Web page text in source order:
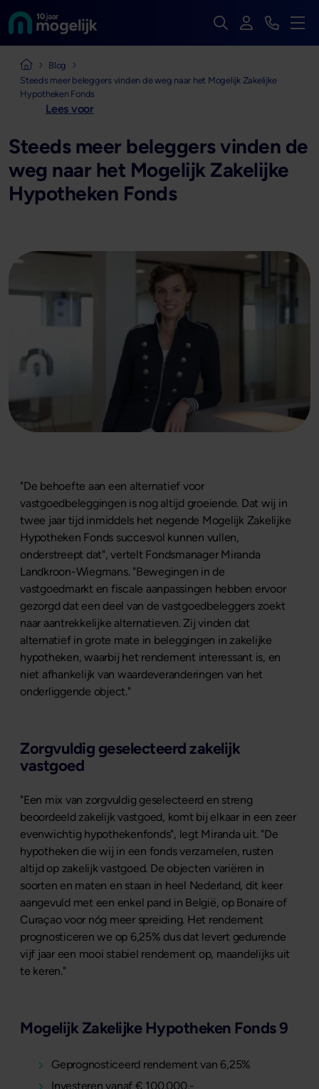
Naar de homepage van Zoek op de hele
InloggenBekijk
Menu
Naar de homepage van Mogelijk Vastgoedfinancieringen
Blog
Steeds meer beleggers vinden de weg naar het Mogelijk Zakelijke
Hypotheken Fonds
Lees voor
Steeds meer beleggers vinden de
weg naar het Mogelijk Zakelijke
Hypotheken Fonds
"De behoefte aan een alternatief voor
vastgoedbeleggingen is nog altijd groeiende. Dat wij in
twee jaar tijd inmiddels het negende Mogelijk Zakelijke
Hypotheken Fonds succesvol kunnen vullen,
onderstreept dat", vertelt Fondsmanager Miranda
Landkroon-Wiegmans. "Bewegingen in de
vastgoedmarkt en fiscale aanpassingen hebben ervoor
gezorgd dat een deel van de vastgoedbeleggers zoekt
naar aantrekkelijke alternatieven. Zij vinden dat
alternatief in grote mate in beleggingen in zakelijke
hypotheken, waarbij het rendement interessant is, en
niet afhankelijk van waardeveranderingen van het
onderliggende object."
Zorgvuldig geselecteerd zakelijk
vastgoed
"Een mix van zorgvuldig geselecteerd en streng
beoordeeld zakelijk vastgoed, komt bij elkaar in een zeer
evenwichtig hypothekenfonds", legt Miranda uit. "De
hypotheken die wij in een fonds verzamelen, rusten
altijd op zakelijk vastgoed. De objecten variëren in
soorten en maten en staan in heel Nederland, dit keer
aangevuld met een enkel pand in België, op Bonaire of
Curaçao voor nóg meer spreiding. Het rendement
prognosticeren we op 6,25% dus dat levert gedurende
vijf jaar een mooi stabiel rendement op, maandelijks uit
te keren."
Mogelijk Zakelijke Hypotheken Fonds 9
Geprognosticeerd rendement van 6,25%
Investeren vanaf € 100.000,-